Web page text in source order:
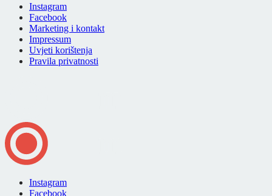
Instagram
Facebook
Marketing i kontakt
Impressum
Uvjeti korištenja
Pravila privatnosti
Instagram
Facebook